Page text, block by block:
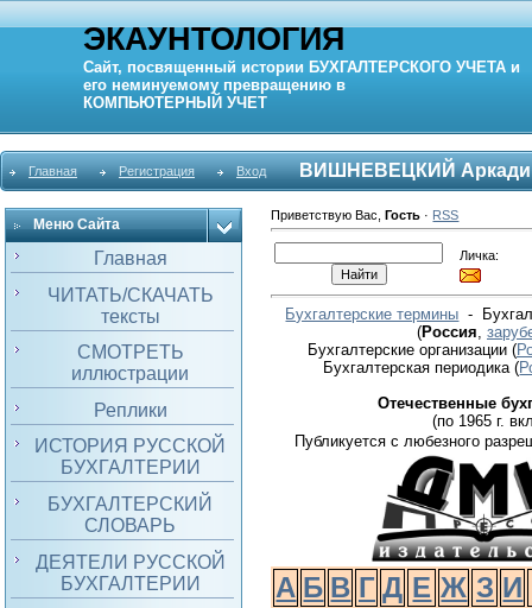
ЭКАУНТОЛОГИЯ
Сайт, посвященный истории БУХГАЛТЕРСКОГО УЧЕТА и
его неминуемому превращению в
КОМПЬЮТЕРНЫЙ УЧЕТ
Главная Регистрация Вход ВИШНЕВЕЦКИЙ
Меню Сайта
Главная
ЧИТАТЬ/СКАЧАТЬ
тексты
СМОТРЕТЬ
иллюстрации
Реплики
ИСТОРИЯ РУССКОЙ
БУХГАЛТЕРИИ
БУХГАЛТЕРСКИЙ
СЛОВАРЬ
ДЕЯТЕЛИ РУССКОЙ
БУХГАЛТЕРИИ
Приветствую Вас ,Гость · RSS
Личка:
Бухгалтерские термины -
(Россия
Бухгалтерские организации (
Бухгалтерская периодика(
Отечественные
(по 1965 г.
Публикуется с любезного
А Б В Г Д Е Ж З И